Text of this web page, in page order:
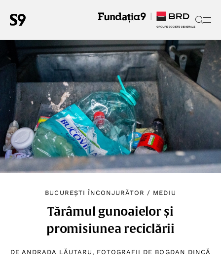
BUCUREȘTI ÎNCONJURĂTOR / MEDIU
Tărâmul gunoaielor și
promisiunea reciclării
DEANDRADA LĂUTARU , FOTOGRAFII DE BOGDAN DINCĂ